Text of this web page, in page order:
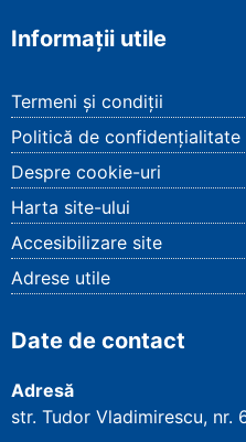
Informații utile
Termeni și condiții
Politică de confidențialitate
Despre cookie-uri
Harta site-ului
Accesibilizare site
Adrese utile
Date de contact
Adresă
str. Tudor Vladimirescu, nr.